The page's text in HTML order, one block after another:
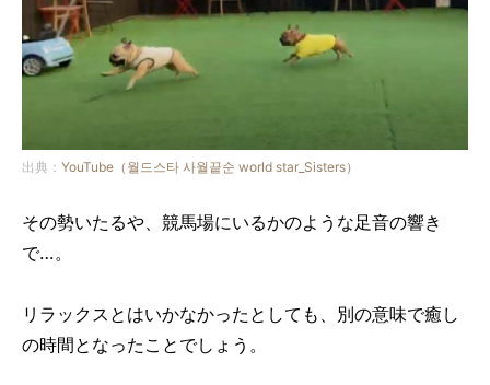
出典： YouTube（월드스타 사월끝순 world star_Sisters）
その勢いたるや、競馬場にいるかのような足音の響き
で…。
リラックスとはいかなかったとしても、別の意味で癒し
の時間となったことでしょう。